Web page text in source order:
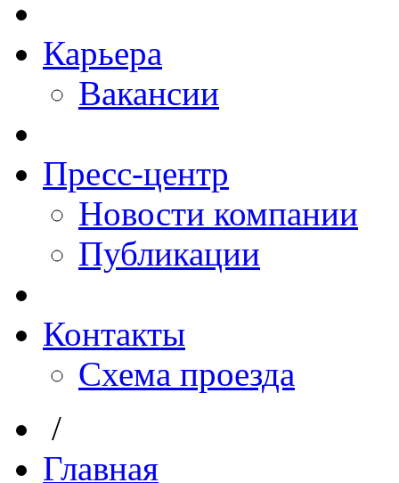
Карьера
Вакансии
Пресс-центр
Новости компании
Публикации
Контакты
Схема проезда
/
Главная